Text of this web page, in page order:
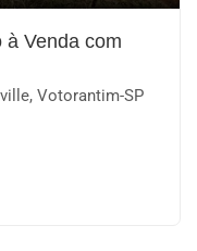
à Venda com
Votorantim-SP